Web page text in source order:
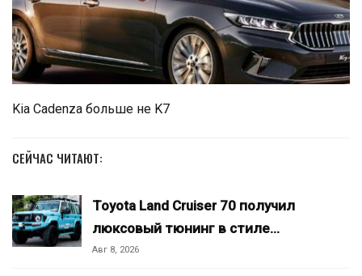
Kia Cadenza больше не K7
СЕЙЧАС ЧИТАЮТ:
Toyota Land Cruiser 70 получил
люксовый тюнинг в стиле…
Авг 8, 2026